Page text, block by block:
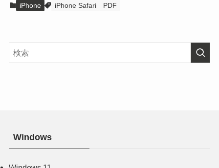
iPhone iPhone Safari PDF
Windows